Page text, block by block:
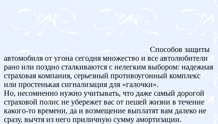
Способов защиты
автомобиля от угона сегодня множество и все автолюбители
рано или поздно сталкиваются с нелегким выбором: надежная
страховая компания, серьезный противоугонный комплекс
или простенькая сигнализация для «галочки».
Но, несомненно нужно учитывать, что даже самый дорогой
страховой полис не убережет вас от пешей жизни в течение
какого-то времени, да и возмещение выплатят вам далеко не
сразу, вычтя из него приличную сумму амортизации.